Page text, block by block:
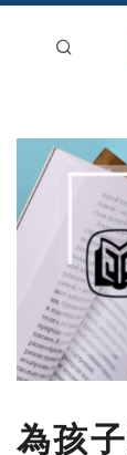
新聞稿分類
刊登
為孩